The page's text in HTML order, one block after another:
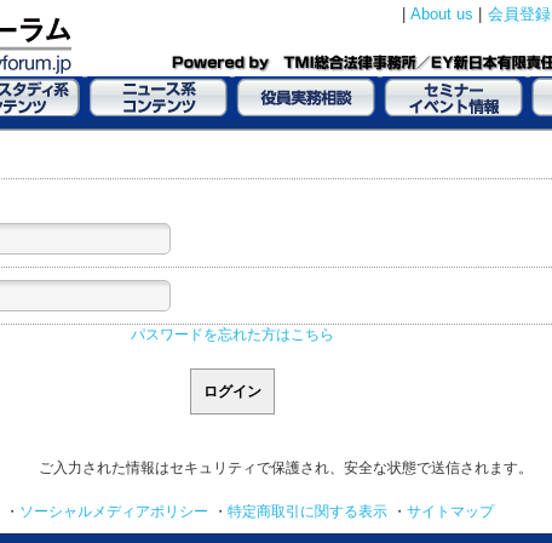
About us 会員登録
パスワードを忘れた方はこちら
ご入力された情報はセキュリティで保護され、安全な状態で送信されます。
・ ソーシャルメディアポリシー ・ 特定商取引に関する表示 ・ サイトマップ